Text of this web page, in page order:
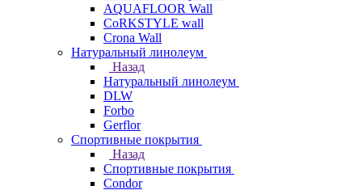
AQUAFLOOR Wall
CoRKSTYLE wall
Crona Wall
Натуральный линолеум
Назад
Натуральный линолеум
DLW
Forbo
Gerflor
Спортивные покрытия
Назад
Спортивные покрытия
Condor